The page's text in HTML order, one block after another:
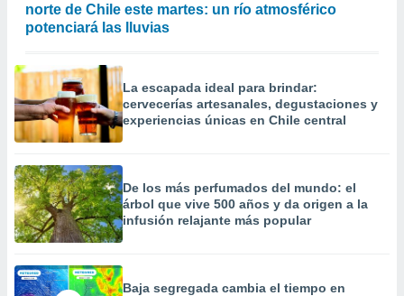
norte de Chile este martes: un río atmosférico
potenciará las lluvias
La escapada ideal para brindar:
cervecerías artesanales, degustaciones y
experiencias únicas en Chile central
De los más perfumados del mundo: el
árbol que vive 500 años y da origen a la
infusión relajante más popular
Baja segregada cambia el tiempo en